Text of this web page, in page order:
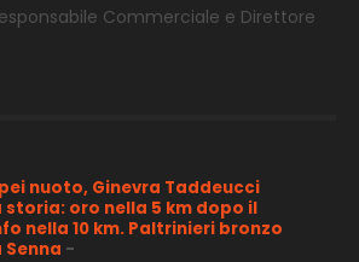
Commerciale e Direttore
nuoto, Ginevra Taddeucci
storia: oro nella 5 km dopo il
nella 10 km. Paltrinieri bronzo
Senna -